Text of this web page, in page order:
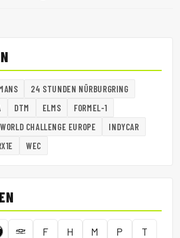
24 STUNDEN NÜRBURGRING
DTM ELMS
FORMEL-1
CHALLENGE EUROPE
INDYCAR
WEC
F H M P T